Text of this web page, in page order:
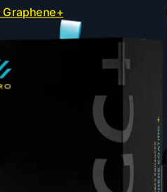
Graphene+